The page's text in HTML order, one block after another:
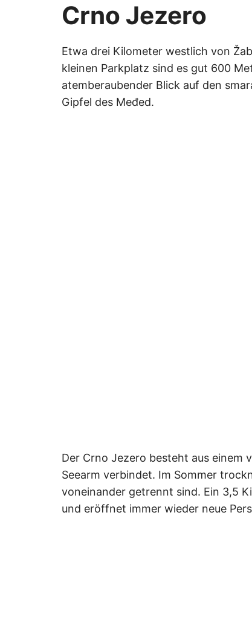
Crno Jezero
Etwa drei Kilometer westlich von
kleinen Parkplatz sind es gut 600
atemberaubender Blick auf den
Gipfel des Međed.
Der Crno Jezero besteht aus einem
Seearm verbindet. Im Sommer
voneinander getrennt sind. Ein 3,5
und eröffnet immer wieder neue